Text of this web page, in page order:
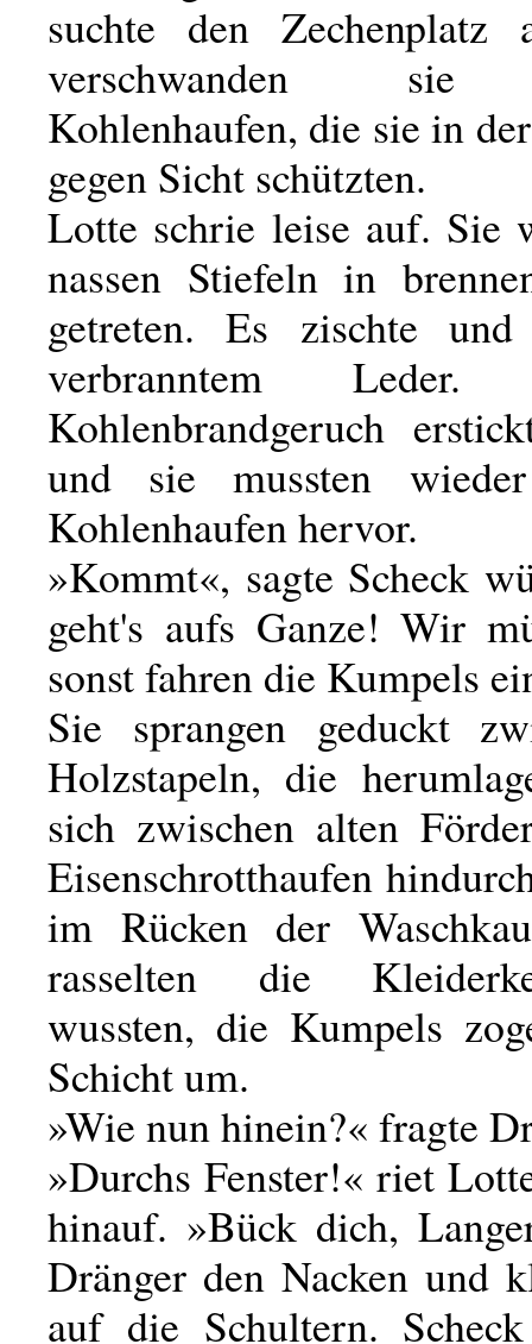
suchte den Zechenplatz
verschwanden sie
Kohlenhaufen, die sie in
gegen Sicht schützten.
Lotte schrie leise auf. Sie
nassen Stiefeln in
getreten. Es zischte
verbranntem Leder.
Kohlenbrandgeruch
und sie mussten
Kohlenhaufen hervor.
»Kommt«, sagte Scheck
geht's aufs Ganze! Wir
sonst fahren die Kumpels
Sie sprangen geduckt
Holzstapeln, die
sich zwischen alten
Eisenschrotthaufen
im Rücken der
rasselten die
wussten, die Kumpels
Schicht um.
»Wie nun hinein?« fragte
»Durchs Fenster!« riet
hinauf. »Bück dich,
Dränger den Nacken und
auf die Schultern.